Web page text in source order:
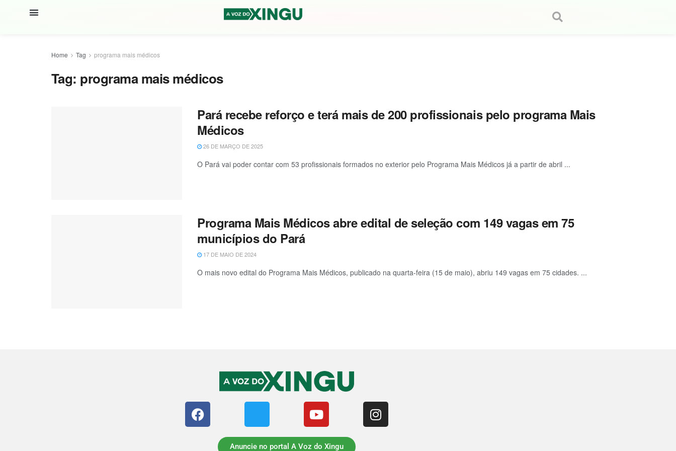
Home Tag programa mais médicos
Tag: programa mais médicos
Pará recebe reforço e terá mais de 200 profissionais pelo programa Mais
Médicos
26 DE MARÇO DE 2025
O Pará vai poder contar com 53 profissionais formados no exterior pelo Programa Mais Médicos já a partir de abril ...
Programa Mais Médicos abre edital de seleção com 149 vagas em 75
municípios do Pará
17 DE MAIO DE 2024
O mais novo edital do Programa Mais Médicos, publicado na quarta-feira (15 de maio), abriu 149 vagas em 75 cidades. ...
Anuncie no portal A Voz do Xingu